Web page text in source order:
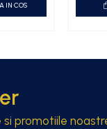
IN COS
promotiile